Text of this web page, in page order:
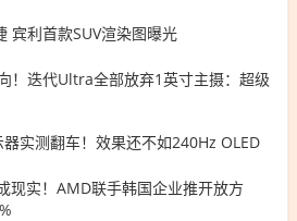
宾利首款SUV渲染图曝光
！迭代Ultra全部放弃1英寸主摄：超级
实测翻车！效果还不如240Hz OLED
现实！AMD联手韩国企业推开放方